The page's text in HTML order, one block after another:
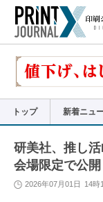
で
リ
トップ 新着ニュ
研美社、推し
会場限定で公開
2026年07月01日 14時